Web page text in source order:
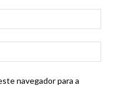
navegador para a